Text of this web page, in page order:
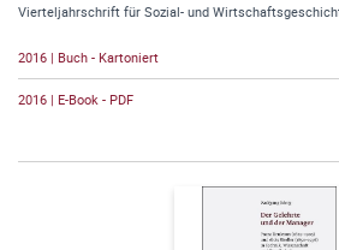
Vierteljahrschrift für Sozial- und
2016 | Buch - Kartoniert
2016 | E-Book - PDF